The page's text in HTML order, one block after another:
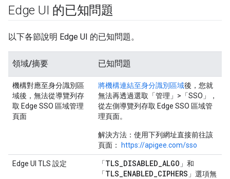
Edge UI 的已知問題
以下各節說明 Edge UI 的已知問題。
領域/摘要 已知問題
機構對應至身分識別區
域後，無法從導覽列存
取 Edge SSO 區域管理
頁面
將機構連結至身分識別區域後，您就
無法再透過選取「管理」>「SSO」，
從左側導覽列存取 Edge SSO 區域管
理頁面。
解決方法： 使用下列網址直接前往該
頁面：
https://apigee.com/sso
Edge UI TLS 設定 「TLS_DISABLED_ALGO 」和
「TLS_ENABLED_CIPHERS 」選項無